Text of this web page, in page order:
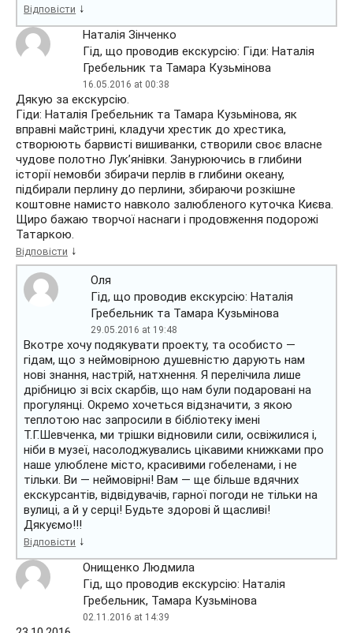
Відповісти ↓
Наталія Зінченко
Гід, що проводив екскурсію: Гіди: Наталія
Гребельник та Тамара Кузьмінова
16.05.2016 at 00:38
Дякую за екскурсію.
Гіди: Наталія Гребельник та Тамара Кузьмінова, як
вправні майстрині, кладучи хрестик до хрестика,
створюють барвисті вишиванки, створили своє власне
чудове полотно Лук’янівки. Занурюючись в глибини
історії немовби збирачи перлів в глибини океану,
підбирали перлину до перлини, збираючи розкішне
коштовне намисто навколо залюбленого куточка Києва.
Щиро бажаю творчої наснаги і продовження подорожі
Татаркою.
Відповісти ↓
Оля
Гід, що проводив екскурсію: Наталія
Гребельник та Тамара Кузьмінова
29.05.2016 at 19:48
Вкотре хочу подякувати проекту, та особисто —
гідам, що з неймовірною душевністю дарують нам
нові знання, настрій, натхнення. Я перелічила лише
дрібницю зі всіх скарбів, що нам були подаровані на
прогулянці. Окремо хочеться відзначити, з якою
теплотою нас запросили в бібліотеку імені
Т.Г.Шевченка, ми трішки відновили сили, освіжилися і,
ніби в музеї, насолоджувались цікавими книжками про
наше улюблене місто, красивими гобеленами, і не
тільки. Ви — неймовірні! Вам — ще більше вдячних
екскурсантів, відвідувачів, гарної погоди не тільки на
вулиці, а й у серці! Будьте здорові й щасливі!
Дякуємо!!!
Відповісти ↓
Онищенко Людмила
Гід, що проводив екскурсію: Наталія
Гребельник, Тамара Кузьмінова
02.11.2016 at 14:39